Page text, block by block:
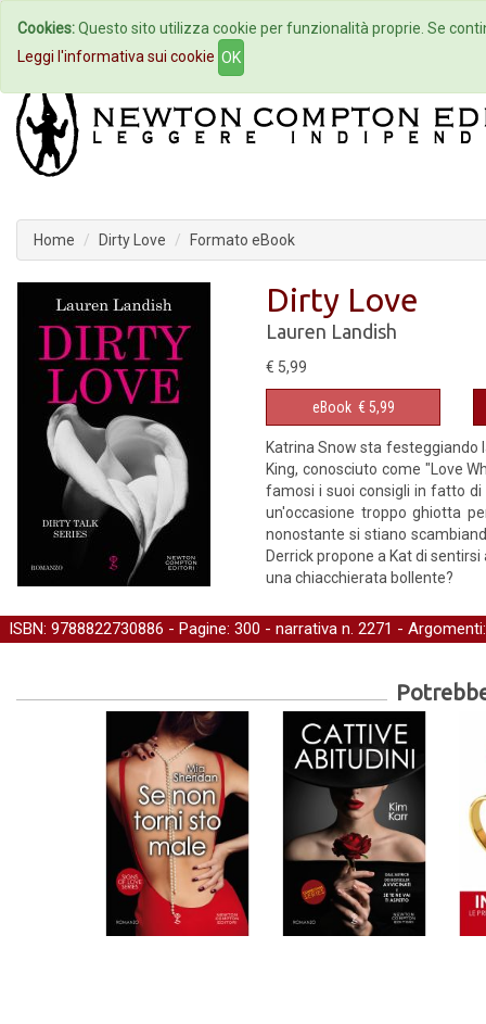
Home Autori Eventi
Home Dirty Love Formato eBook
Dirty Love
Lauren Landish
€ 5,99
eBook € 5,99
Katrina Snow sta festeggiando
King, conosciuto come "Love
famosi i suoi consigli in fatto
un'occasione troppo ghiotta
nonostante si stiano
Derrick propone a Kat di
una chiacchierata bollente?
ISBN: 9788822730886 - Pagine: 300 - narrativa n. 2271 -
Cookies:Questo sito utilizza cookie per funzionalità proprie. Se
Leggi l'informativa sui cookie OK